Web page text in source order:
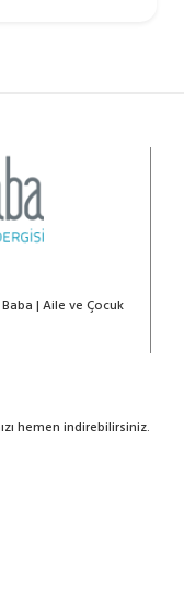
| Aile ve Çocuk
hemen indirebilirsiniz.